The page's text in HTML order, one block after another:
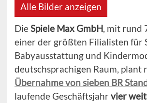
Alle Bilder anzeigen
DieSpiele Max GmbH, mit rund
einer der größten Filialisten für
Babyausstattung und
deutschsprachigen Raum, plant
Übernahme von sieben BR
laufende Geschäftsjahrvier